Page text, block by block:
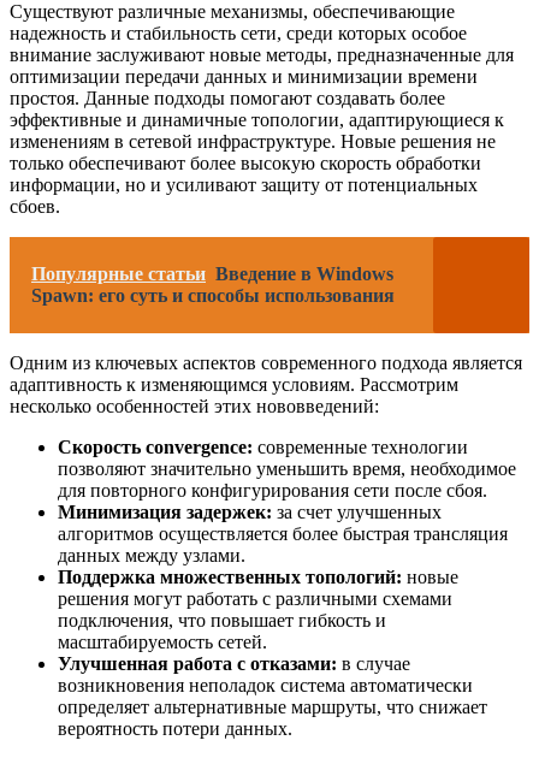
Существуют различные механизмы, обеспечивающие
надежность и стабильность сети, среди которых особое
внимание заслуживают новые методы, предназначенные для
оптимизации передачи данных и минимизации времени
простоя. Данные подходы помогают создавать более
эффективные и динамичные топологии, адаптирующиеся к
изменениям в сетевой инфраструктуре. Новые решения не
только обеспечивают более высокую скорость обработки
информации, но и усиливают защиту от потенциальных
сбоев.
Популярные статьи Введение в Windows
Spawn: его суть и способы использования
Одним из ключевых аспектов современного подхода является
адаптивность к изменяющимся условиям. Рассмотрим
несколько особенностей этих нововведений:
Скорость convergence: современные технологии
позволяют значительно уменьшить время, необходимое
для повторного конфигурирования сети после сбоя.
Минимизация задержек: за счет улучшенных
алгоритмов осуществляется более быстрая трансляция
данных между узлами.
Поддержка множественных топологий: новые
решения могут работать с различными схемами
подключения, что повышает гибкость и
масштабируемость сетей.
Улучшенная работа с отказами: в случае
возникновения неполадок система автоматически
определяет альтернативные маршруты, что снижает
вероятность потери данных.